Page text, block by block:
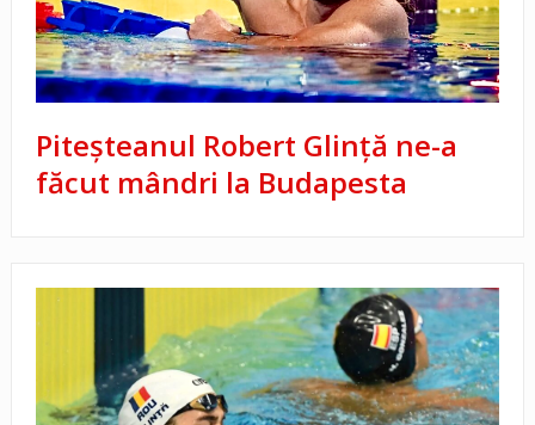
Piteșteanul Robert Glință ne-a
făcut mândri la Budapesta